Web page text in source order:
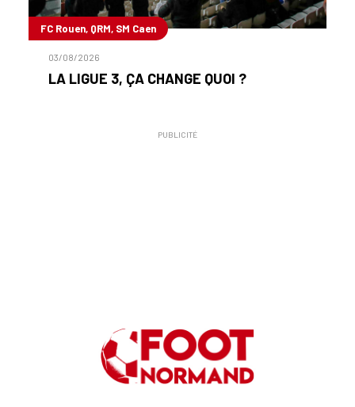
FC Rouen, QRM, SM Caen
03/08/2026
LA LIGUE 3, ÇA CHANGE QUOI ?
PUBLICITÉ